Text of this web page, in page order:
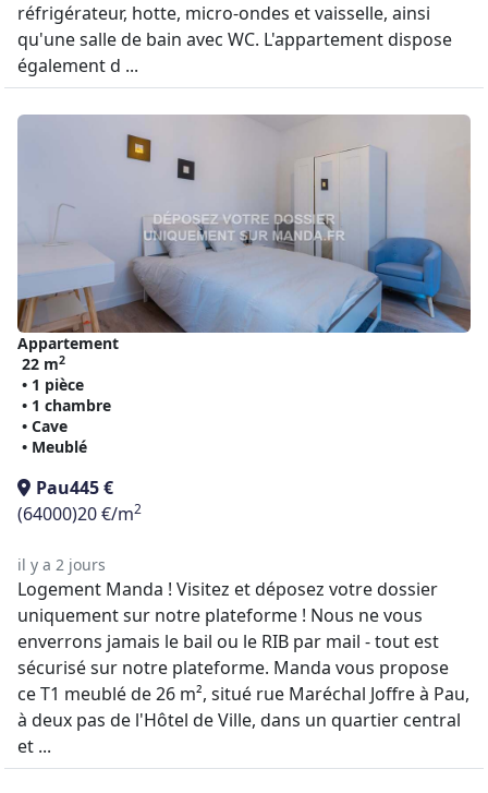
réfrigérateur, hotte, micro-ondes et vaisselle, ainsi
qu'une salle de bain avec WC. L'appartement dispose
également d ...
Appartement
22 m2
• 1 pièce
• 1 chambre
• Cave
• Meublé
Pau445 €
(64000)20 €/m2
il y a 2 jours
Logement Manda ! Visitez et déposez votre dossier
uniquement sur notre plateforme ! Nous ne vous
enverrons jamais le bail ou le RIB par mail - tout est
sécurisé sur notre plateforme. Manda vous propose
ce T1 meublé de 26 m², situé rue Maréchal Joffre à Pau,
à deux pas de l'Hôtel de Ville, dans un quartier central
et ...